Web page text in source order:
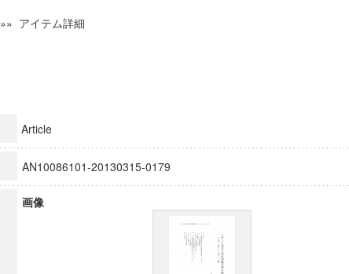
»» アイテム詳細
Article
AN10086101-20130315-0179
画像